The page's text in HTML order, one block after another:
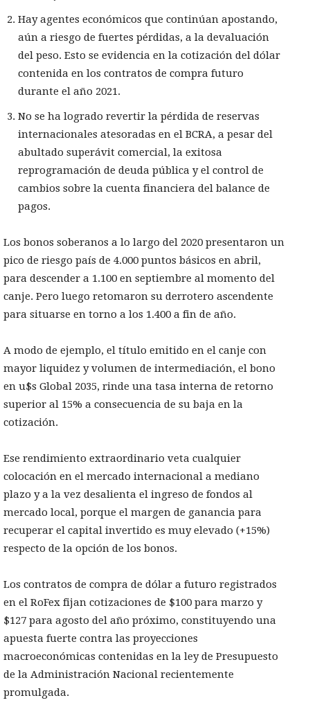
Hay agentes económicos que continúan apostando,
aún a riesgo de fuertes pérdidas, a la devaluación
del peso. Esto se evidencia en la cotización del dólar
contenida en los contratos de compra futuro
durante el año 2021.
No se ha logrado revertir la pérdida de reservas
internacionales atesoradas en el BCRA, a pesar del
abultado superávit comercial, la exitosa
reprogramación de deuda pública y el control de
cambios sobre la cuenta financiera del balance de
pagos.
Los bonos soberanos a lo largo del 2020 presentaron un
pico de riesgo país de 4.000 puntos básicos en abril,
para descender a 1.100 en septiembre al momento del
canje. Pero luego retomaron su derrotero ascendente
para situarse en torno a los 1.400 a fin de año.
A modo de ejemplo, el título emitido en el canje con
mayor liquidez y volumen de intermediación, el bono
en u$s Global 2035, rinde una tasa interna de retorno
superior al 15% a consecuencia de su baja en la
cotización.
Ese rendimiento extraordinario veta cualquier
colocación en el mercado internacional a mediano
plazo y a la vez desalienta el ingreso de fondos al
mercado local, porque el margen de ganancia para
recuperar el capital invertido es muy elevado (+15%)
respecto de la opción de los bonos.
Los contratos de compra de dólar a futuro registrados
en el RoFex fijan cotizaciones de $100 para marzo y
$127 para agosto del año próximo, constituyendo una
apuesta fuerte contra las proyecciones
macroeconómicas contenidas en la ley de Presupuesto
de la Administración Nacional recientemente
promulgada.